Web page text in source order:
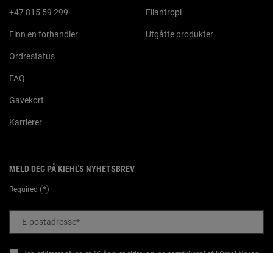
+47 815 59 299
Finn en forhandler
Ordrestatus
FAQ
Gavekort
Karrierer
Filantropi
Utgåtte produkter
MELD DEG PÅ KIEHL'S NYHETSBREV
Required (*)
E-postadresse*